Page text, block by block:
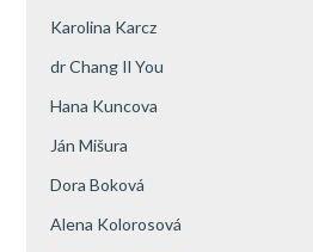
Karolina Karcz
dr Chang Il You
Hana Kuncova
Ján Mišura
Dora Boková
Alena Kolorosová